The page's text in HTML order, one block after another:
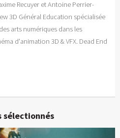
Recuyer et Antoine Perrier-
3D Général Education spécialisée
arts numériques dans les
d'animation 3D & VFX. Dead End
sélectionnés